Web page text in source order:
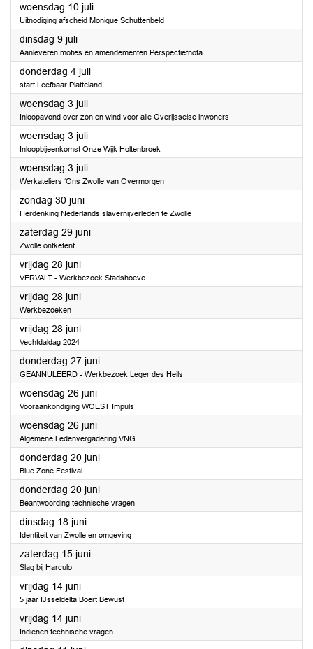
woensdag 10 juli2024
Uitnodiging afscheid Monique Schuttenbeld
dinsdag 9 juli2024
Aanleveren moties en amendementen Perspectiefnota
donderdag 4 juli2024
start Leefbaar Platteland
woensdag 3 juli2024
Inloopavond over zon en wind voor alle Overijsselse inwoners
woensdag 3 juli2024
Inloopbijeenkomst Onze Wijk Holtenbroek
woensdag 3 juli2024
Werkateliers ‘Ons Zwolle van Overmorgen
zondag 30 juni2024
Herdenking Nederlands slavernijverleden te Zwolle
zaterdag 29 juni2024
Zwolle ontketent
vrijdag 28 juni2024
VERVALT - Werkbezoek Stadshoeve
vrijdag 28 juni2024
Werkbezoeken
vrijdag 28 juni2024
Vechtdaldag 2024
donderdag 27 juni2024
GEANNULEERD - Werkbezoek Leger des Heils
woensdag 26 juni2024
Vooraankondiging WOEST Impuls
woensdag 26 juni2024
Algemene Ledenvergadering VNG
donderdag 20 juni2024
Blue Zone Festival
donderdag 20 juni2024
Beantwoording technische vragen
dinsdag 18 juni2024
Identiteit van Zwolle en omgeving
zaterdag 15 juni2024
Slag bij Harculo
vrijdag 14 juni2024
5 jaar IJsseldelta Boert Bewust
vrijdag 14 juni2024
Indienen technische vragen